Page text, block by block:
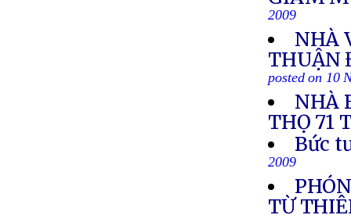
2009
NHÀ
THUẬN
posted on 10
NHÀ
THỌ 71
Bức
2009
TỪ